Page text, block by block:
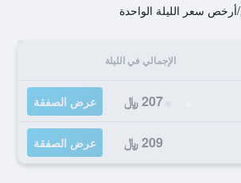
/أرخص سعر الليلة الواحدة
الإجمالي في الليلة
207 ﷼ عرض الصفقة
209 ﷼ عرض الصفقة